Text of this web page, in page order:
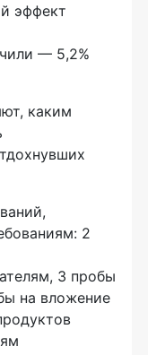
эффект
— 5,2%
каким
2
3 пробы
на вложение